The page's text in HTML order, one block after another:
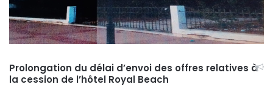
Prolongation du délai d’envoi des offres relatives à
la cession de l’hôtel Royal Beach